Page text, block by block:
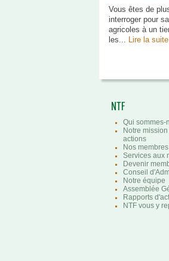
Vous êtes de
interroger pour
agricoles à un
les... Lire la suite
NTF
Qui sommes-
Notre
actions
Nos membres
Services aux
Devenir
Conseil
Notre équipe
Assemblée
Rapports
NTF vous y